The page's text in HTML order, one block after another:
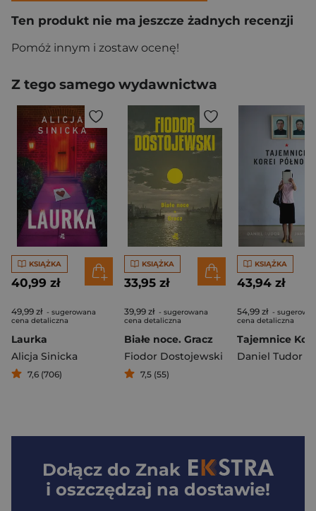
Ten produkt nie ma jeszcze żadnych recenzji
Pomóż innym i zostaw ocenę!
Z tego samego wydawnictwa
KSIĄŻKA
40,99 zł
49,99 zł - sugerowana
cena detaliczna
Laurka
Alicja Sinicka
7,6 (706)
KSIĄŻKA
33,95 zł
39,99 zł - sugerowana
cena detaliczna
Białe noce. Gracz
Fiodor Dostojewski
7,5 (55)
KSIĄŻKA
43,94 zł
54,99 zł -
cena detaliczna
Daniel Tudor
Dołącz do Znak
i oszczędzaj na dostawie!